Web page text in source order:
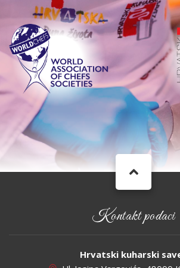
Kontakt podaci
Hrvatski kuharski